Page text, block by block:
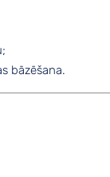
bāzēšana.